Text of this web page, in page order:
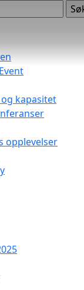
kapasitet
opplevelser